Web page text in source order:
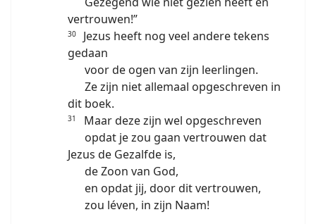
vertrouwen!”
30
Jezus heeft nog veel andere tekens
gedaan
voor de ogen van zijn leerlingen.
Ze zijn niet allemaal opgeschreven in
dit boek.
31
Maar deze zijn wel opgeschreven
opdat je zou gaan vertrouwen dat
Jezus de Gezalfde is,
de Zoon van God,
en opdat jij, door dit vertrouwen,
zou léven, in zijn Naam!